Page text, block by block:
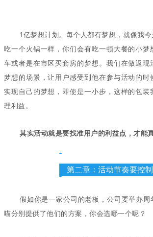
1亿梦想计划。每个人都有梦想，就像我
吃一个火锅一样，你们会有吃一顿大餐的小梦
车或者是在市区买套房的梦想。我们在做返现
梦想的场景，让用户感受到他在参与活动的时
实现自己的梦想，即使是一小步，这样的包装
理利益。
其实活动就是要找准用户的利益点，才能
第二章：活动节奏要控制
假如你是一家公司的老板，公司要举办
喵分别提供了他们的方案，你会选哪一个呢？